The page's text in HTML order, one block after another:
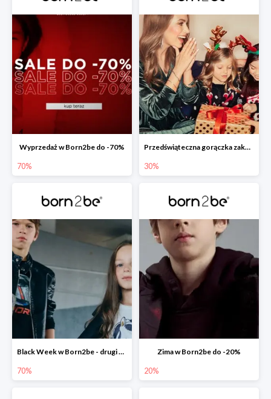
Wyprzedaż w Born2be do -70%
70%
Przedświąteczna gorączka zakupów w Born2be do -30%
30%
Black Week w Born2be - drugi produkt -70%
70%
Zima w Born2be do -20%
20%